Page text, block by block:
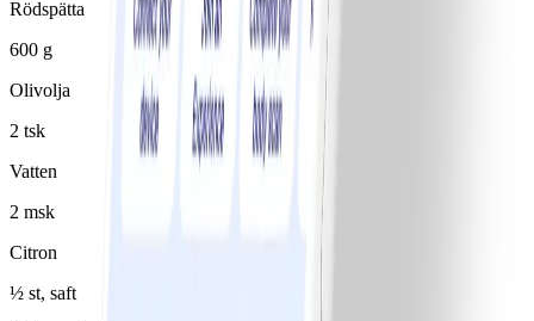
Rödspätta
600 g
Olivolja
2 tsk
Vatten
2 msk
Citron
½ st, saft